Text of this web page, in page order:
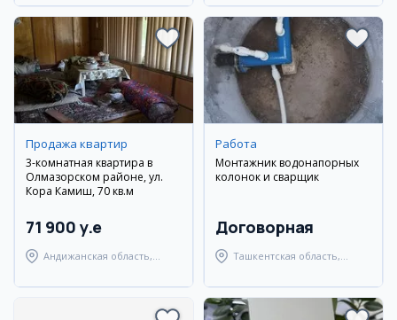
Продажа квартир
3-комнатная квартира в
Олмазорском районе, ул.
Кора Камиш, 70 кв.м
71 900 y.e
Андижанская область,
Работа
Монтажник водонапорных
колонок и сварщик
Договорная
Ташкентская область,